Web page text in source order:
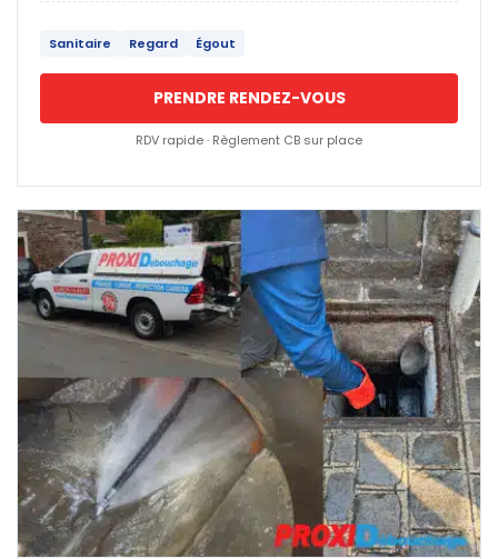
Sanitaire Regard Égout
PRENDRE RENDEZ-VOUS
RDV rapide · Règlement CB sur place